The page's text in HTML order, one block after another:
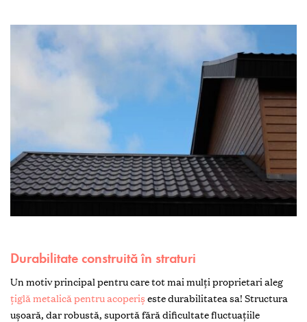
Durabilitate construită în straturi
Un motiv principal pentru care tot mai mulți proprietari aleg
țiglă metalică pentru acoperiș este durabilitatea sa! Structura
ușoară, dar robustă, suportă fără dificultate fluctuațiile